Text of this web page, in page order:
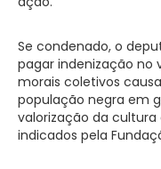
Se condenado, o
pagar indenização no
morais coletivos
população negra em
valorização da cultura
indicados pela